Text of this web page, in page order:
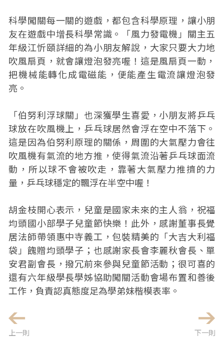
科學闖關每一關的遊戲，都包含科學原理，讓小朋
友在遊戲中增長科學常識。「風力發電機」關主五
年級江忻頤詳細的為小朋友解說，大家只要大力地
吹風扇頁，就會讓燈泡發亮喔！這是風扇頁一動，
把機械能轉化成電磁能，便能產生電流讓燈泡發
亮。
「伯努利浮球關」也深獲學生喜愛，小朋友將乒乓
球放在吹風機上，乒乓球居然會浮在空中不落下。
這是因為伯努利原理的關係，周圍的大氣壓力會往
吹風機有氣流的地方推，使得氣流沿著乒乓球面流
動，所以球不會被吹走，靠著大氣壓力推擠的力
量，乒乓球穩定的飄浮在半空中喔！
胡金枝開心表示，兒童是國家未來的主人翁，祝福
均頭國小部學子兒童節快樂！此外，感謝董事長覺
居法師帶領惠中寺義工，包裝精美的「大吉大利福
袋」餽贈均頭學子；也感謝家長會李麗秋會長、單
安君副會長，撥冗前來參與兒童節活動；很可喜的
還有六年級學長學姊協助闖關活動會場布置和善後
工作，負責認真態度足為學弟妹楷模表率。
上一則 下一則